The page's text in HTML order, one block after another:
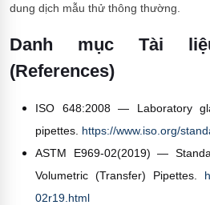
dung dịch mẫu thử thông thường.
Danh mục Tài
(References)
ISO 648:2008 — Laboratory
pipettes. https://www.iso.org/
ASTM E969-02(2019) —
Volumetric (Transfer) Pipettes.
02r19.html